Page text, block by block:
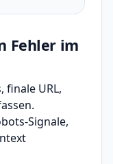
Fehler im
finale URL,
Signale,